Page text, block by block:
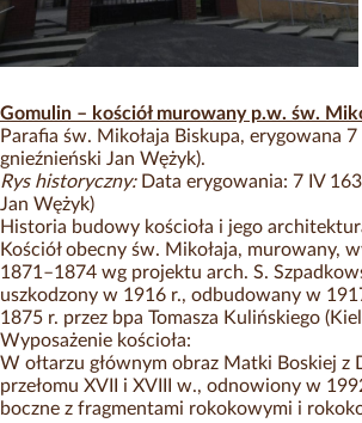
Gomulin – kościół murowany p.w. św.
Parafia św. Mikołaja Biskupa, erygowana
gnieźnieński Jan Wężyk).
Rys historyczny:Data erygowania: 7 IV
Jan Wężyk)
Historia budowy kościoła i jego
Kościół obecny św. Mikołaja, murowany,
1871–1874 wg projektu arch. S.
uszkodzony w 1916 r., odbudowany w
1875 r. przez bpa Tomasza Kulińskiego
Wyposażenie kościoła:
W ołtarzu głównym obraz Matki Boskiej z
przełomu XVII i XVIII w., odnowiony w
boczne z fragmentami rokokowymi i